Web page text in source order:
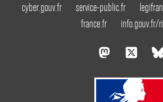
cyber.gouv.fr service-public.fr
france.fr
info.gouv.fr/